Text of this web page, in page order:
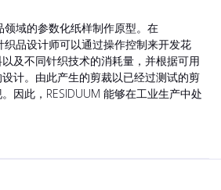
领域的参数化纸样制作原型。在
织品设计师可以通过操作控制来开发花
及不同针织技术的消耗量，并根据可用
计。由此产生的剪裁以已经过测试的剪
因此，RESIDUUM 能够在工业生产中处